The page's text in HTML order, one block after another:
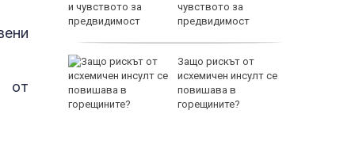
от
чувството за
предвидимост
Защо рискът от
исхемичен инсулт се
повишава в
горещините?